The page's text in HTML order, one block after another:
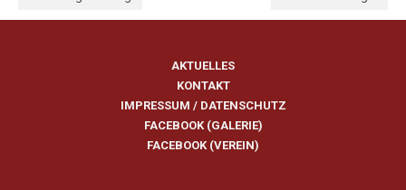
AKTUELLES
KONTAKT
IMPRESSUM / DATENSCHUTZ
FACEBOOK (GALERIE)
FACEBOOK (VEREIN)